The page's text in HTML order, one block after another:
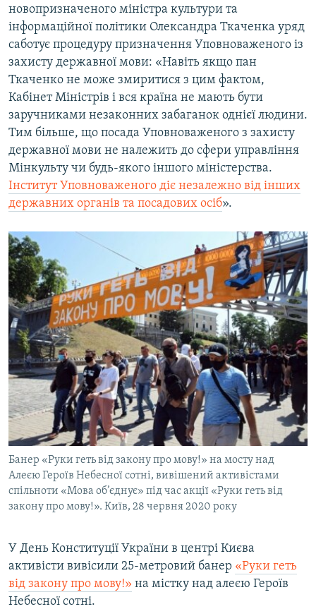
новопризначеного міністра культури та
інформаційної політики Олександра Ткаченка уряд
саботує процедуру призначення Уповноваженого із
захисту державної мови: «Навіть якщо пан
Ткаченко не може змиритися з цим фактом,
Кабінет Міністрів і вся країна не мають бути
заручниками незаконних забаганок однієї людини.
Тим більше, що посада Уповноваженого з захисту
державної мови не належить до сфери управління
Мінкульту чи будь-якого іншого міністерства.
Інститут Уповноваженого діє незалежно від інших
державних органів та посадових осіб».
Банер «Руки геть від закону про мову!» на мосту над
Алеєю Героїв Небесної сотні, вивішений активістами
спільноти «Мова об’єднує» під час акції «Руки геть від
закону про мову!». Київ, 28 червня 2020 року
У День Конституції України в центрі Києва
активісти вивісили 25-метровий банер «Руки геть
від закону про мову!» на містку над алеєю Героїв
Небесної сотні.